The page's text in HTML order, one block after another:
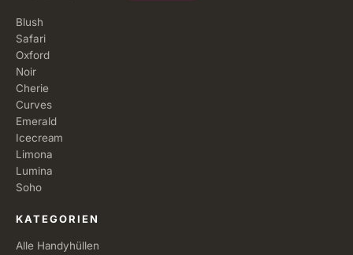
Blush
Safari
Oxford
Noir
Cherie
Curves
Emerald
Icecream
Limona
Lumina
Soho
KATEGORIEN
Alle Handyhüllen